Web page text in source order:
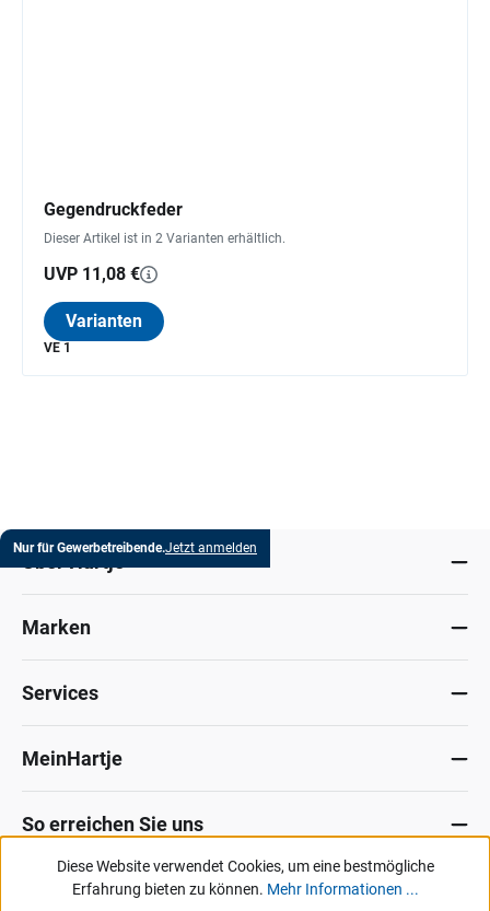
Gegendruckfeder
Dieser Artikel ist in 2 Varianten erhältlich.
UVP 11,08 €
Varianten
VE 1
Nur für Gewerbetreibende.Jetzt anmelden
Marken
Services
MeinHartje
So erreichen Sie uns
Datenschutz ImpressumAllg. Verkaufsbedingungen
Diese Website verwendet Cookies, um eine bestmögliche
Erfahrung bieten zu können. Mehr Informationen ...